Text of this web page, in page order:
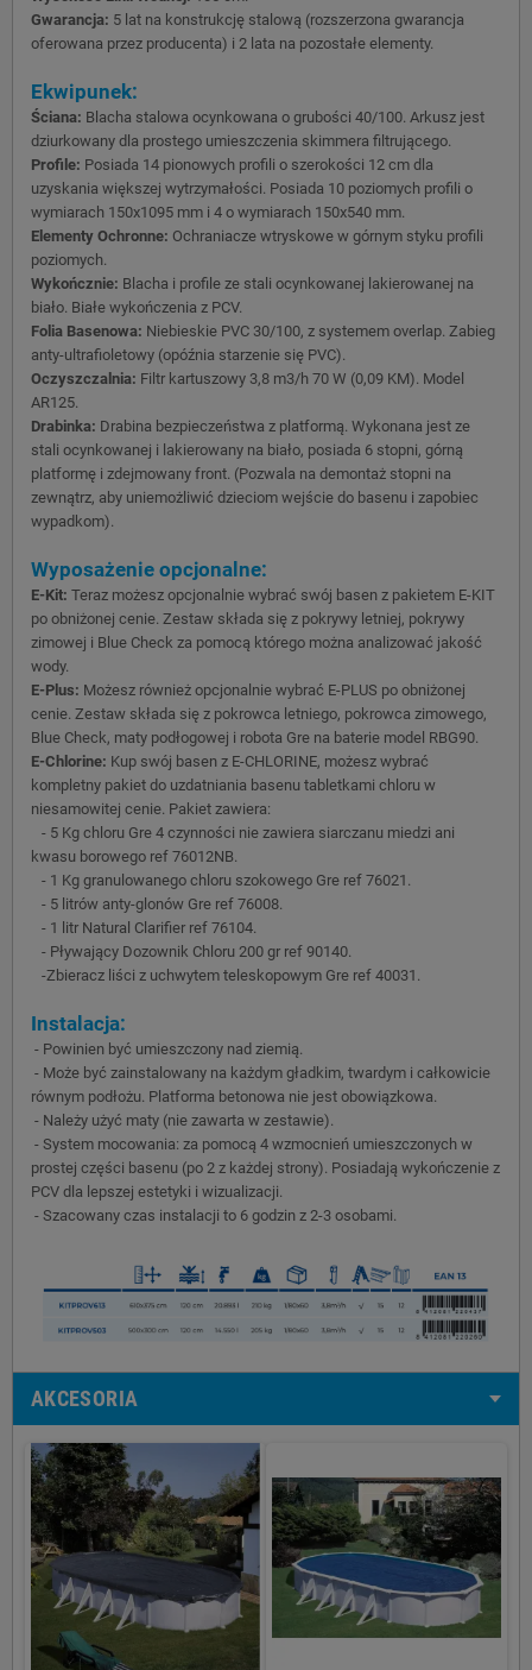
Gwarancja: 5 lat na konstrukcję stalową (rozszerzona gwarancja
oferowana przez producenta) i 2 lata na pozostałe elementy.
Ekwipunek:
Ściana: Blacha stalowa ocynkowana o grubości 40/100. Arkusz jest
dziurkowany dla prostego umieszczenia skimmera filtrującego.
Profile: Posiada 14 pionowych profili o szerokości 12 cm dla
uzyskania większej wytrzymałości. Posiada 10 poziomych profili o
wymiarach 150x1095 mm i 4 o wymiarach 150x540 mm.
Elementy Ochronne: Ochraniacze wtryskowe w górnym styku profili
poziomych.
Wykończnie: Blacha i profile ze stali ocynkowanej lakierowanej na
biało. Białe wykończenia z PCV.
Folia Basenowa: Niebieskie PVC 30/100, z systemem overlap. Zabieg
anty-ultrafioletowy (opóźnia starzenie się PVC).
Oczyszczalnia: Filtr kartuszowy 3,8 m3/h 70 W (0,09 KM). Model
AR125.
Drabinka: Drabina bezpieczeństwa z platformą. Wykonana jest ze
stali ocynkowanej i lakierowany na biało, posiada 6 stopni, górną
platformę i zdejmowany front. (Pozwala na demontaż stopni na
zewnątrz, aby uniemożliwić dzieciom wejście do basenu i zapobiec
wypadkom).
Wyposażenie opcjonalne:
E-Kit: Teraz możesz opcjonalnie wybrać swój basen z pakietem E-KIT
po obniżonej cenie. Zestaw składa się z pokrywy letniej, pokrywy
zimowej i Blue Check za pomocą którego można analizować jakość
wody.
E-Plus: Możesz również opcjonalnie wybrać E-PLUS po obniżonej
cenie. Zestaw składa się z pokrowca letniego, pokrowca zimowego,
Blue Check, maty podłogowej i robota Gre na baterie model RBG90.
E-Chlorine: Kup swój basen z E-CHLORINE, możesz wybrać
kompletny pakiet do uzdatniania basenu tabletkami chloru w
niesamowitej cenie. Pakiet zawiera:
- 5 Kg chloru Gre 4 czynności nie zawiera siarczanu miedzi ani
kwasu borowego ref 76012NB.
- 1 Kg granulowanego chloru szokowego Gre ref 76021.
- 5 litrów anty-glonów Gre ref 76008.
- 1 litr Natural Clarifier ref 76104.
- Pływający Dozownik Chloru 200 gr ref 90140.
-Zbieracz liści z uchwytem teleskopowym Gre ref 40031.
Instalacja:
- Powinien być umieszczony nad ziemią.
- Może być zainstalowany na każdym gładkim, twardym i całkowicie
równym podłożu. Platforma betonowa nie jest obowiązkowa.
- Należy użyć maty (nie zawarta w zestawie).
- System mocowania: za pomocą 4 wzmocnień umieszczonych w
prostej części basenu (po 2 z każdej strony). Posiadają wykończenie z
PCV dla lepszej estetyki i wizualizacji.
- Szacowany czas instalacji to 6 godzin z 2-3 osobami.
AKCESORIA